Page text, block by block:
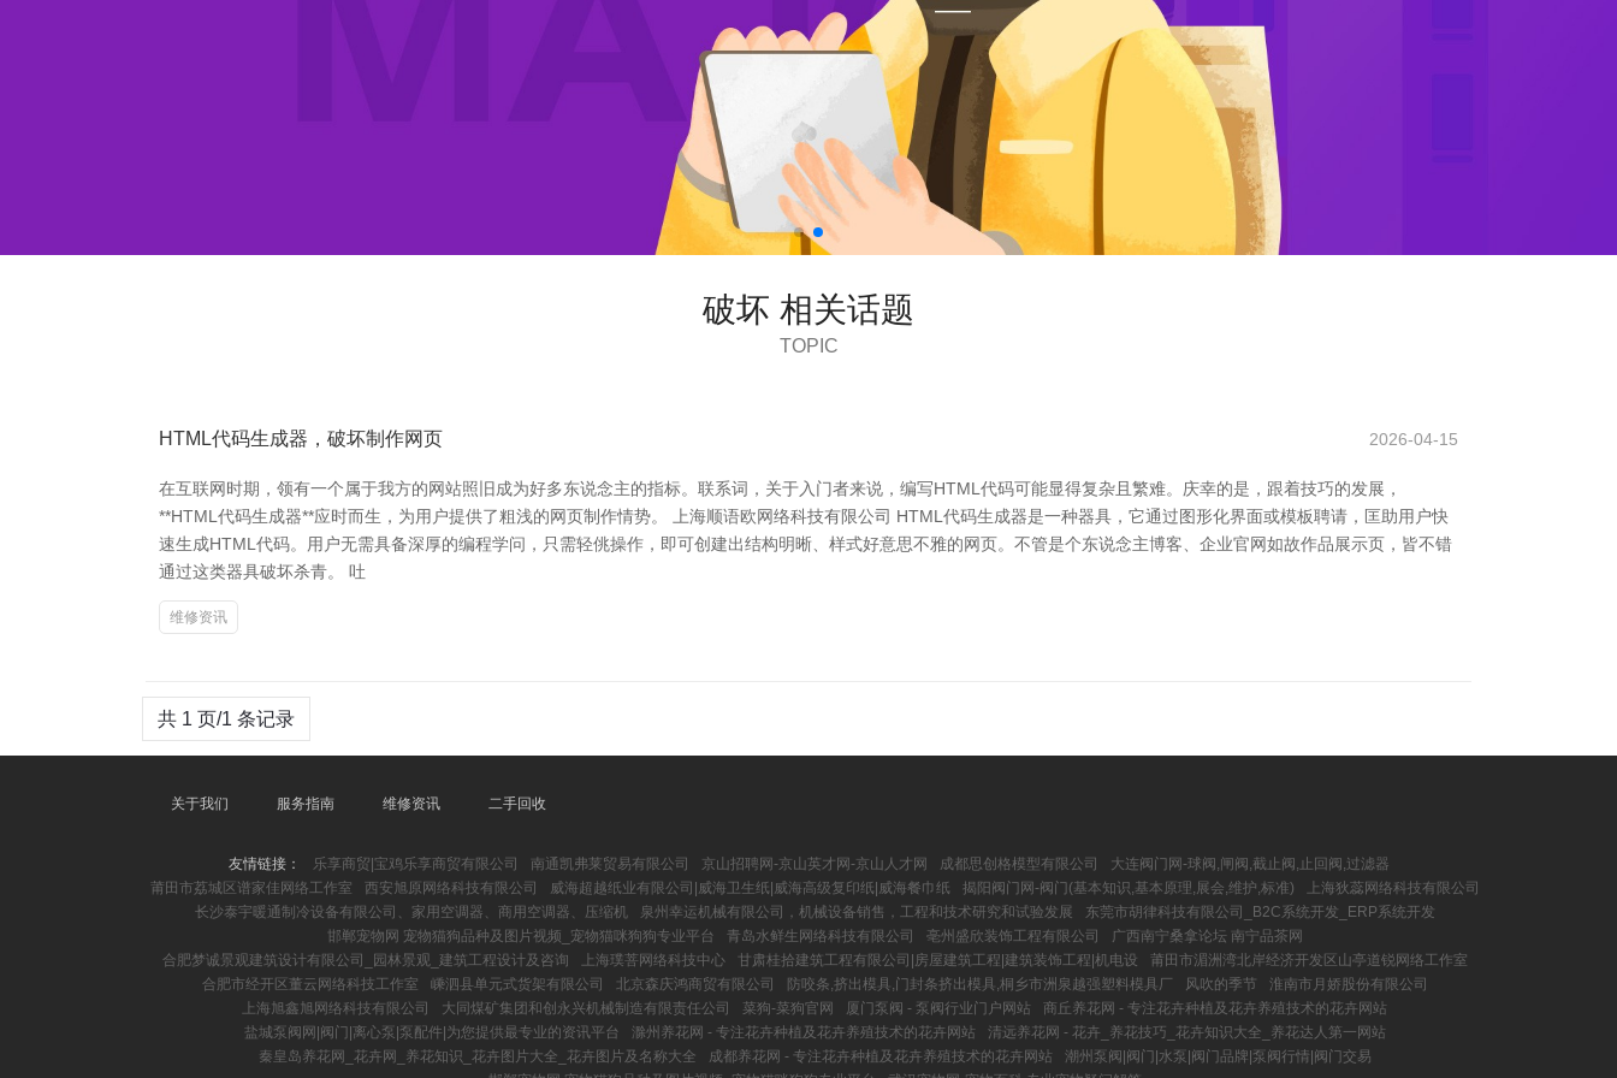
破坏 相关话题
TOPIC
HTML代码生成器，破坏制作网页 2026-04-15
在互联网时期，领有一个属于我方的网站照旧成为好多东说念主的指标。联系词，关于入门者来说，编写HTML代码可能显得复杂且繁难。庆幸的是，跟着技巧的发展，
**HTML代码生成器**应时而生，为用户提供了粗浅的网页制作情势。 上海顺语欧网络科技有限公司 HTML代码生成器是一种器具，它通过图形化界面或模板聘请，匡助用户快
速生成HTML代码。用户无需具备深厚的编程学问，只需轻佻操作，即可创建出结构明晰、样式好意思不雅的网页。不管是个东说念主博客、企业官网如故作品展示页，皆不错
通过这类器具破坏杀青。 吐
维修资讯
共 1 页/1 条记录
关于我们 服务指南 维修资讯 二手回收
友情链接： 乐享商贸|宝鸡乐享商贸有限公司 南通凯弗莱贸易有限公司 京山招聘网-京山英才网-京山人才网 成都思创格模型有限公司
大连阀门网-球阀,闸阀,截止阀,止回阀,过滤器
莆田市荔城区谱家佳网络工作室
西安旭原网络科技有限公司 威海超越纸业有限公司|威海卫生纸|威海高级复印纸|威海餐巾纸 揭阳阀门网-阀门(基本知识,基本原理,展会,维护,标准)
上海狄蕊网络科技有限公司
长沙泰宇暖通制冷设备有限公司、家用空调器、商用空调器、压缩机
泉州幸运机械有限公司，机械设备销售，工程和技术研究和试验发展
东莞市胡律科技有限公司_B2C系统开发_ERP系统开发
邯郸宠物网 宠物猫狗品种及图片视频_宠物猫咪狗狗专业平台
青岛水鲜生网络科技有限公司 亳州盛欣装饰工程有限公司
广西南宁桑拿论坛 南宁品茶网
合肥梦诚景观建筑设计有限公司_园林景观_建筑工程设计及咨询
上海璞菩网络科技中心 甘肃桂拾建筑工程有限公司|房屋建筑工程|建筑装饰工程|机电设
莆田市湄洲湾北岸经济开发区山亭道锐网络工作室
合肥市经开区董云网络科技工作室
嵊泗县单元式货架有限公司 北京森庆鸿商贸有限公司 防咬条,挤出模具,门封条挤出模具,桐乡市洲泉越强塑料模具厂 风吹的季节
淮南市月娇股份有限公司
上海旭鑫旭网络科技有限公司
大同煤矿集团和创永兴机械制造有限责任公司 菜狗-菜狗官网 厦门泵阀 - 泵阀行业门户网站
商丘养花网 - 专注花卉种植及花卉养殖技术的花卉网站
盐城泵阀网|阀门|离心泵|泵配件|为您提供最专业的资讯平台
滁州养花网 - 专注花卉种植及花卉养殖技术的花卉网站
清远养花网 - 花卉_养花技巧_花卉知识大全_养花达人第一网站
秦皇岛养花网_花卉网_养花知识_花卉图片大全_花卉图片及名称大全
成都养花网 - 专注花卉种植及花卉养殖技术的花卉网站
潮州泵阀|阀门|水泵|阀门品牌|泵阀行情|阀门交易